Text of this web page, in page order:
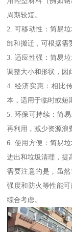
周期较短。
2. 可移动性：简易
卸和搬迁，可根据需
3. 适应性强：简易
调整大小和形状，因
4. 经济实惠：相比
本，适用于临时或短
5. 环保可持续：简
再利用，减少资源浪
6. 使用方便：简易
进出和垃圾清理，提
需要注意的是，虽
强度和防火等性能
综合考虑。